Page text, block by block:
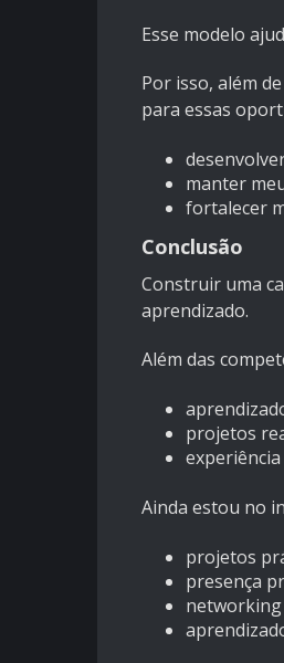
Esse modelo
Por isso, além
para essas
manter
fortalecer
Conclusão
Construir uma
aprendizado.
Além das
projetos
Ainda estou no
projetos
presença
networking